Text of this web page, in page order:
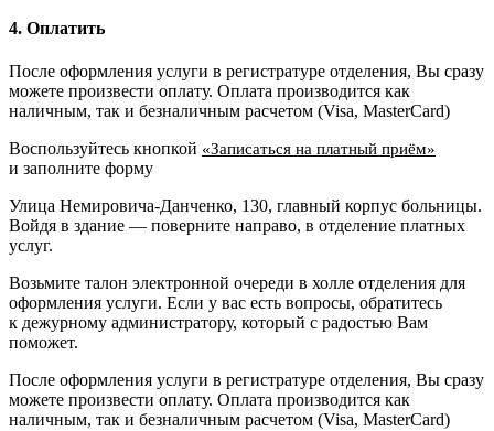
4. Оплатить
После оформления услуги в регистратуре отделения, Вы сразу
можете произвести оплату. Оплата производится как
наличным, так и безналичным расчетом (Visa, MasterCard)
Воспользуйтесь кнопкой «Записаться на платный приём»
и заполните форму
Улица Немировича-Данченко, 130, главный корпус больницы.
Войдя в здание — поверните направо, в отделение платных
услуг.
Возьмите талон электронной очереди в холле отделения для
оформления услуги. Если у вас есть вопросы, обратитесь
к дежурному администратору, который с радостью Вам
поможет.
После оформления услуги в регистратуре отделения, Вы сразу
можете произвести оплату. Оплата производится как
наличным, так и безналичным расчетом (Visa, MasterCard)